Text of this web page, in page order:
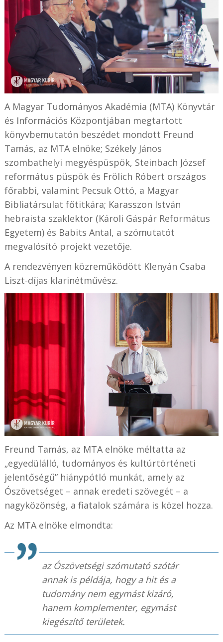
A Magyar Tudományos Akadémia (MTA) Könyvtár
és Információs Központjában megtartott
könyvbemutatón beszédet mondott Freund
Tamás, az MTA elnöke; Székely János
szombathelyi megyéspüspök, Steinbach József
református püspök és Frölich Róbert országos
főrabbi, valamint Pecsuk Ottó, a Magyar
Bibliatársulat főtitkára; Karasszon István
hebraista szaklektor (Károli Gáspár Református
Egyetem) és Babits Antal, a szómutatót
megvalósító projekt vezetője.
A rendezvényen közreműködött Klenyán Csaba
Liszt-díjas klarinétművész.
Freund Tamás, az MTA elnöke méltatta az
„egyedülálló, tudományos és kultúrtörténeti
jelentőségű” hiánypótló munkát, amely az
Ószövetséget – annak eredeti szövegét – a
nagyközönség, a fiatalok számára is közel hozza.
Az MTA elnöke elmondta:
az Ószövetségi szómutató szótár
annak is példája, hogy a hit és a
tudomány nem egymást kizáró,
hanem komplementer, egymást
kiegészítő területek.